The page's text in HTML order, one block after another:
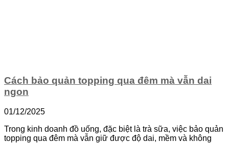
Cách bảo quản topping qua đêm mà vẫn dai
ngon
01/12/2025
Trong kinh doanh đồ uống, đặc biệt là trà sữa, việc bảo quản
topping qua đêm mà vẫn giữ được độ dai, mềm và không